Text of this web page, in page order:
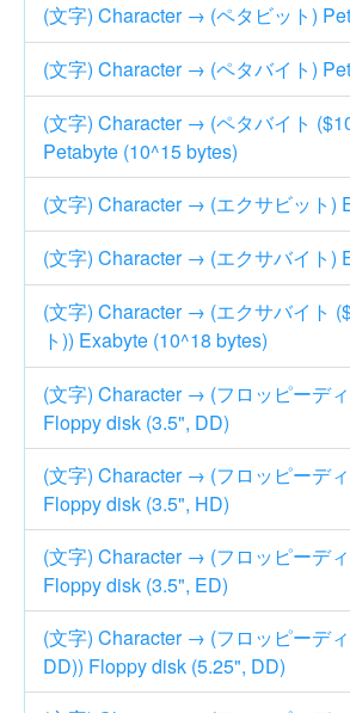
(文字) Character → (ペタビット)
(文字) Character → (ペタバイト)
(文字) Character → (ペタバイト
Petabyte (10^15 bytes)
(文字) Character → (エクサビット)
(文字) Character → (エクサバイト)
(文字) Character → (エクサバイト
ト)) Exabyte (10^18 bytes)
(文字) Character → (フロッピーデ
Floppy disk (3.5", DD)
(文字) Character → (フロッピーデ
Floppy disk (3.5", HD)
(文字) Character → (フロッピーデ
Floppy disk (3.5", ED)
(文字) Character → (フロッピーデ
DD)) Floppy disk (5.25", DD)